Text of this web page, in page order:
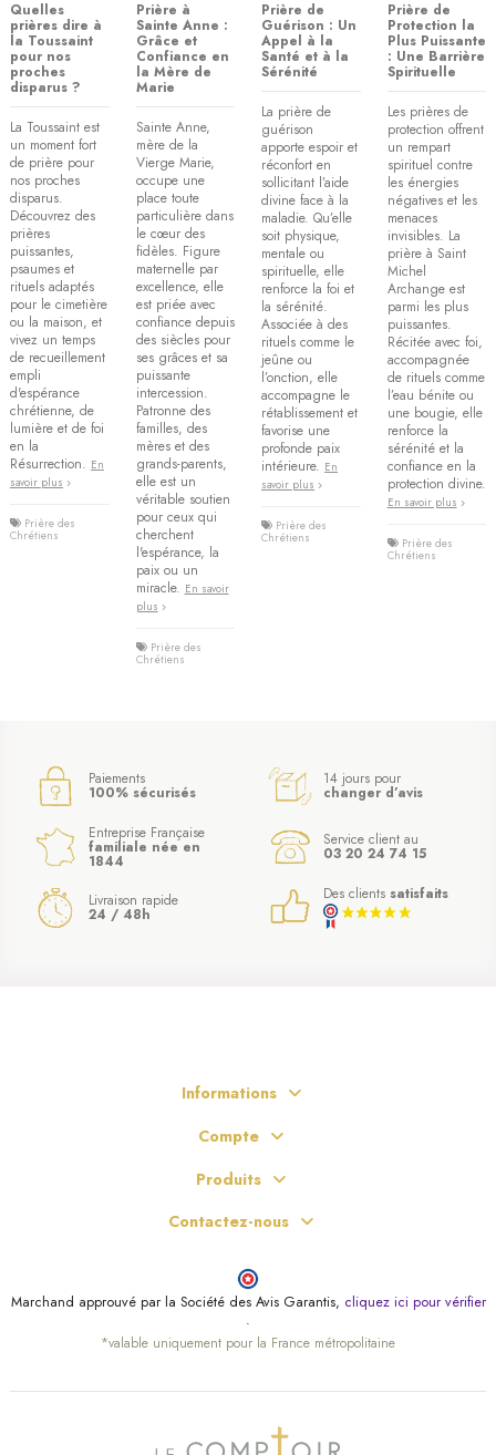
Quelles
prières dire à
la Toussaint
pour nos
proches
disparus ?
La Toussaint est
un moment fort
de prière pour
nos proches
disparus.
Découvrez des
prières
puissantes,
psaumes et
rituels adaptés
pour le cimetière
ou la maison, et
vivez un temps
de recueillement
empli
d'espérance
chrétienne, de
lumière et de foi
en la
Résurrection. En
savoir plus
Prière des
Chrétiens
Prière à
Sainte Anne :
Grâce et
Confiance en
la Mère de
Marie
Sainte Anne,
mère de la
Vierge Marie,
occupe une
place toute
particulière dans
le cœur des
fidèles. Figure
maternelle par
excellence, elle
est priée avec
confiance depuis
des siècles pour
ses grâces et sa
puissante
intercession.
Patronne des
familles, des
mères et des
grands-parents,
elle est un
véritable soutien
pour ceux qui
cherchent
l'espérance, la
paix ou un
miracle. En savoir
plus
Prière des
Chrétiens
Prière de
Guérison : Un
Appel à la
Santé et à la
Sérénité
La prière de
guérison
apporte espoir et
réconfort en
sollicitant l’aide
divine face à la
maladie. Qu’elle
soit physique,
mentale ou
spirituelle, elle
renforce la foi et
la sérénité.
Associée à des
rituels comme le
jeûne ou
l’onction, elle
accompagne le
rétablissement et
favorise une
profonde paix
intérieure. En
savoir plus
Prière des
Chrétiens
Prière de
Protection la
Plus Puissante
: Une Barrière
Spirituelle
Les prières de
protection offrent
un rempart
spirituel contre
les énergies
négatives et les
menaces
invisibles. La
prière à Saint
Michel
Archange est
parmi les plus
puissantes.
Récitée avec foi,
accompagnée
de rituels comme
l’eau bénite ou
une bougie, elle
renforce la
sérénité et la
confiance en la
protection divine.
En savoir plus
Prière des
Chrétiens
Paiements
100% sécurisés
14 jours pour
changer d’avis
Entreprise Française
familiale née en
1844
Service client au
03 20 24 74 15
Livraison rapide
24 / 48h
Des clients satisfaits
Informations
Compte
Produits
Contactez-nous
Marchand approuvé par la Société des Avis Garantis, cliquez ici pour vérifier
.
*valable uniquement pour la France métropolitaine